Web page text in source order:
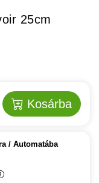
25cm
Kosárba
/ Automatába